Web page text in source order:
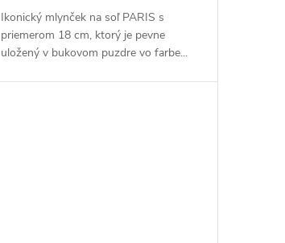
Ikonický mlynček na soľ PARIS s
priemerom 18 cm, ktorý je pevne
uložený v bukovom puzdre vo farbe...